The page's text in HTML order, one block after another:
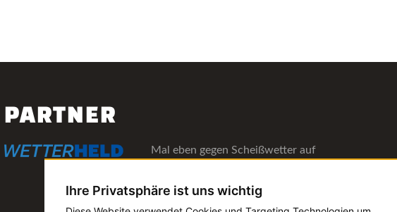
Ihre Privatsphäre ist uns wichtig
PARTNER
Mal eben gegen Scheißwetter auf
Alle Informationen